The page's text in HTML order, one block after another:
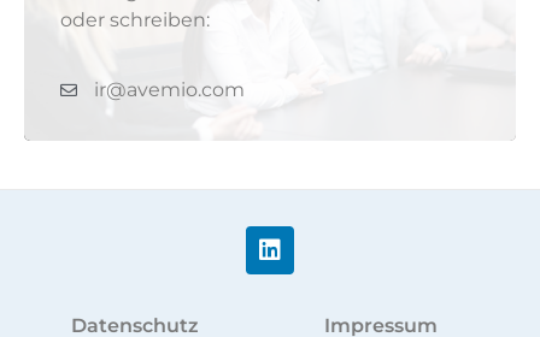
oder schreiben:
ir@avemio.com
Impressum
Datenschutz